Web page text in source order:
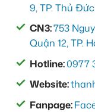
9, TP. Thủ Đức
CN3:753
Quận 12, TP.
Hotline:0977
Website:
Fanpage: